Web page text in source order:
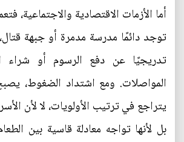
أما الأزمات الاقتصادية والاجتماعية،
توجد دائمًا مدرسة مدمرة أو جبهة
تدريجيًا عن دفع الرسوم أو شراء
المواصلات. ومع اشتداد الضغوط،
يتراجع في ترتيب الأولويات، لا لأن
بل لأنها تواجه معادلة قاسية بين